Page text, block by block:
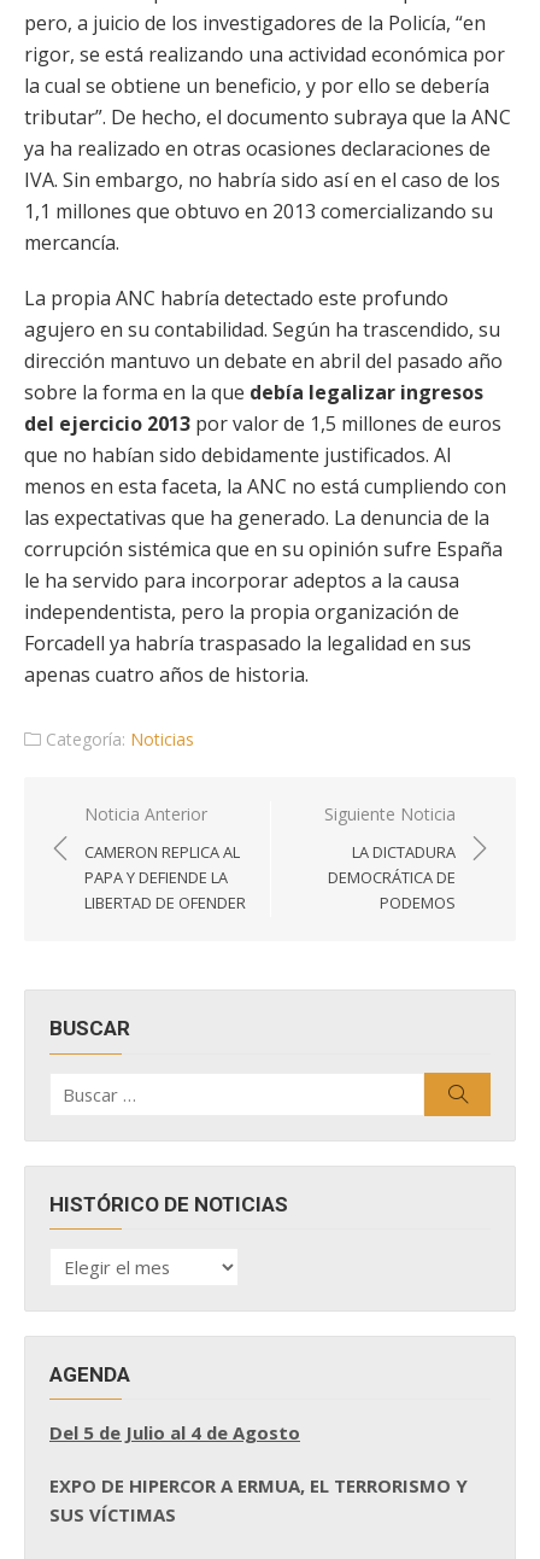
pero, a juicio de los investigadores de la Policía, “en
rigor, se está realizando una actividad económica por
la cual se obtiene un beneficio, y por ello se debería
tributar”. De hecho, el documento subraya que la ANC
ya ha realizado en otras ocasiones declaraciones de
IVA. Sin embargo, no habría sido así en el caso de los
1,1 millones que obtuvo en 2013 comercializando su
mercancía.
La propia ANC habría detectado este profundo
agujero en su contabilidad. Según ha trascendido, su
dirección mantuvo un debate en abril del pasado año
sobre la forma en la que debía legalizar ingresos
del ejercicio 2013 por valor de 1,5 millones de euros
que no habían sido debidamente justificados. Al
menos en esta faceta, la ANC no está cumpliendo con
las expectativas que ha generado. La denuncia de la
corrupción sistémica que en su opinión sufre España
le ha servido para incorporar adeptos a la causa
independentista, pero la propia organización de
Forcadell ya habría traspasado la legalidad en sus
apenas cuatro años de historia.
Categoría: Noticias
Navegación
de
entradas
Noticia Anterior
CAMERON REPLICA AL
PAPA Y DEFIENDE LA
LIBERTAD DE OFENDER
Siguiente Noticia
LA DICTADURA
DEMOCRÁTICA DE
PODEMOS
BUSCAR
por:
HISTÓRICO DE NOTICIAS
HISTÓRICO
DE
AGENDA
Del 5 de Julio al 4 de Agosto
EXPO DE HIPERCOR A ERMUA, EL TERRORISMO Y
SUS VÍCTIMAS